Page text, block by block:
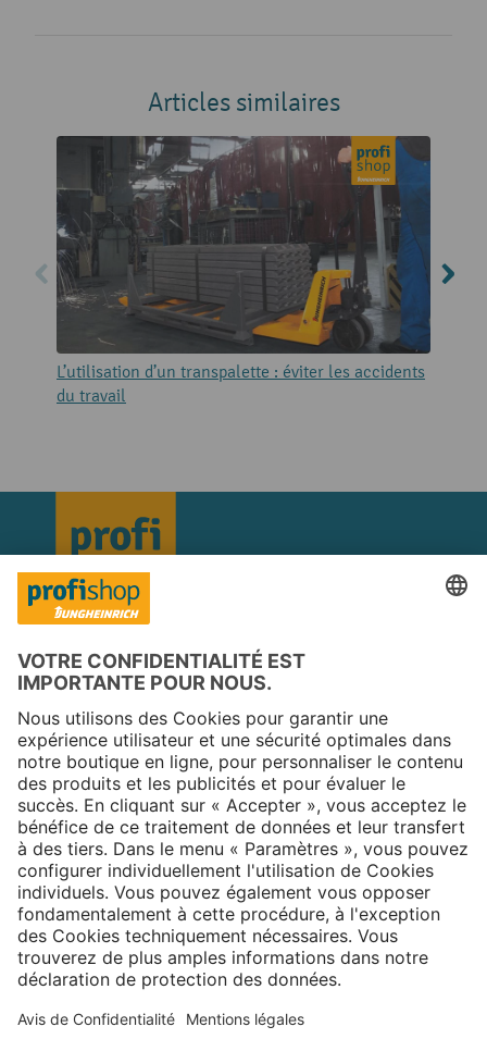
Articles similaires
L’utilisation d’un transpalette : éviter les accidents
du travail
Copyright © 2025 Jungheinrich PROFISHOP
Newsletter
S'inscrire →
À propos